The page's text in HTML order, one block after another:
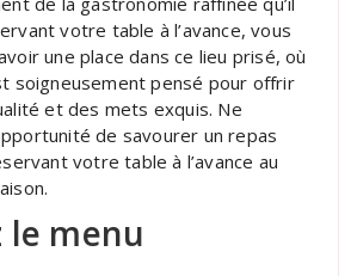
votre table à l’avance, vous
une place dans ce lieu prisé, où
soigneusement pensé pour offrir
et des mets exquis. Ne
de savourer un repas
votre table à l’avance au
le menu